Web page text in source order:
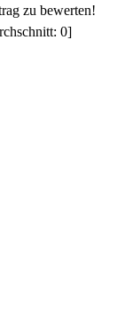
zu bewerten!
0]